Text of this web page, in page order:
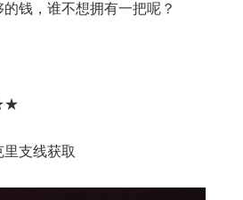
钱，谁不想拥有一把呢？
支线获取